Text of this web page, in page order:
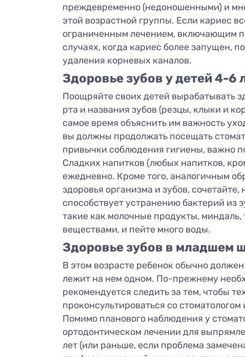
преждевременно (недоношенными) и
этой возрастной группы. Если кариес
ограниченным лечением, включающим
случаях, когда кариес более запущен,
удаления корневых каналов.
Здоровье зубов у детей 4-6
Поощряйте своих детей вырабатывать
рта и названия зубов (резцы, клыки и
самое время объяснить им важность
вы должны продолжать посещать
привычки соблюдения гигиены, важно
Сладких напитков (любых напитков,
ежедневно. Кроме того, аналогичным
здоровья организма и зубов,
способствует устранению бактерий из
такие как молочные продукты,
веществами, и пейте много воды.
Здоровье зубов в младшем
В этом возрасте ребенок обычно должен
лежит на нем одном. По-прежнему
рекомендуется следить за тем, чтобы
проконсультироваться со
Помимо планового наблюдения у
ортодонтическом лечении для
лет (или раньше, если проблема